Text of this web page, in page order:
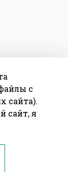
с
сайта).
сайт, я